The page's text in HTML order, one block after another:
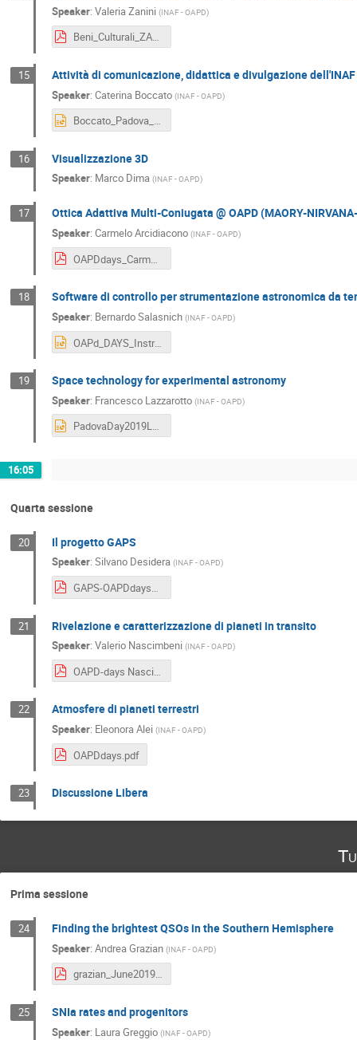
Speaker: Valeria Zanini (INAF - OAPD)
Beni_Culturali_ZANINI.pdf
15 Attività di comunicazione, didattica e divulgazione
Speaker: Caterina Boccato (INAF - OAPD)
Boccato_Padova_Days.pptx
16 Visualizzazione 3D
Speaker: Marco Dima (INAF - OAPD)
17 Ottica Adattiva Multi-Coniugata @ OAPD (MAORY-
Speaker: Carmelo Arcidiacono (INAF - OAPD)
OAPDdays_Carmelo.pdf
18 Software di controllo per strumentazione astronomica da
Speaker: Bernardo Salasnich (INAF - OAPD)
OAPd_DAYS_InstrumentControlSoftware.pptx
19 Space technology for experimental astronomy
Speaker: Francesco Lazzarotto (INAF - OAPD)
PadovaDay2019Lazzarotto_OK.ppt
16:05
Quarta sessione
20 Il progetto GAPS
Speaker: Silvano Desidera (INAF - OAPD)
GAPS-OAPDdaysV3.pdf
21 Rivelazione e caratterizzazione di pianeti in transito
Speaker: Valerio Nascimbeni (INAF - OAPD)
OAPD-days Nascimbeni.pdf
22 Atmosfere di pianeti terrestri
Speaker: Eleonora Alei (INAF - OAPD)
OAPDdays.pdf
23 Discussione Libera
Prima sessione
24 Finding the brightest QSOs in the Southern Hemisphere
Speaker: Andrea Grazian (INAF - OAPD)
grazian_June2019.pdf
25 SNIa rates and progenitors
Speaker: Laura Greggio (INAF - OAPD)